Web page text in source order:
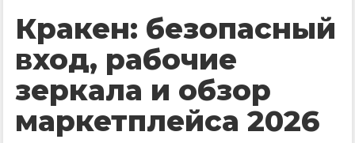
Кракен: безопасный
вход, рабочие
зеркала и обзор
маркетплейса 2026